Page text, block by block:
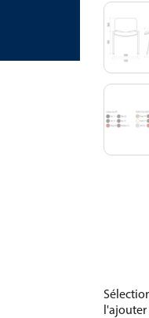
l'ajouter